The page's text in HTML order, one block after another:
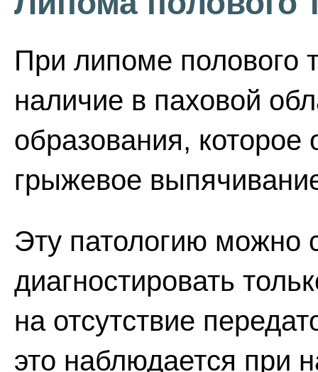
При липоме полового
наличие в паховой
образования,
грыжевое
Эту патологию можно
диагностировать
на отсутствие
это наблюдается при